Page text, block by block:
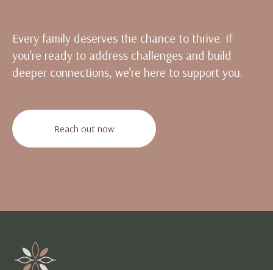
Every family deserves the chance to thrive. If
you're ready to address challenges and build
deeper connections, we’re here to support you.
Reach out now